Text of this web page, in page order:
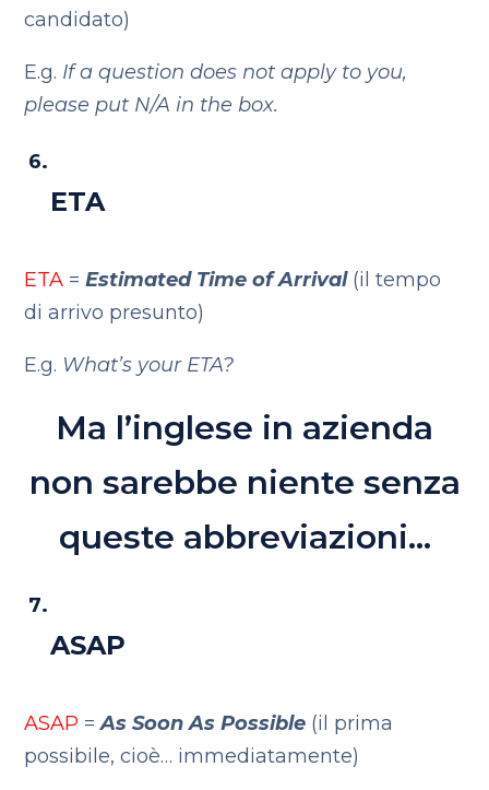
candidato)
E.g. If a question does not apply to you,
please put N/A in the box.
ETA
ETA =Estimated Time of Arrival(il tempo
di arrivo presunto)
E.g. What’s your ETA?
Ma l’inglese in azienda
non sarebbe niente senza
queste abbreviazioni…
ASAP
ASAP =As Soon As Possible (il prima
possibile, cioè… immediatamente)